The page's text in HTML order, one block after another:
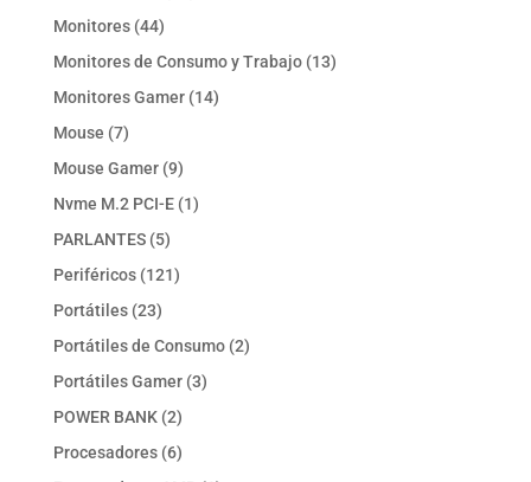
Monitores 4444
productos
Monitores de Consumo y Trabajo 1313
Monitores Gamer 1414
Mouse 77
productos
Mouse Gamer 99
productos
Nvme M.2 PCI-E 11
PARLANTES 55
productos
Periféricos 121121
Portátiles 2323
productos
Portátiles de Consumo 22
Portátiles Gamer 33
POWER BANK 22
productos
Procesadores 66
productos